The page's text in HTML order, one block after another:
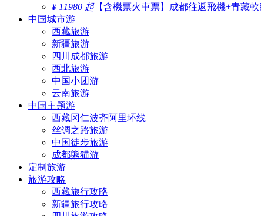
¥ 11980 起【含機票火車票】成都往返飛機+青藏
中国城市游
西藏旅游
新疆旅游
四川成都旅游
西北旅游
中国小团游
云南旅游
中国主题游
西藏冈仁波齐阿里环线
丝绸之路旅游
中国徒步旅游
成都熊猫游
定制旅游
旅游攻略
西藏旅行攻略
新疆旅行攻略